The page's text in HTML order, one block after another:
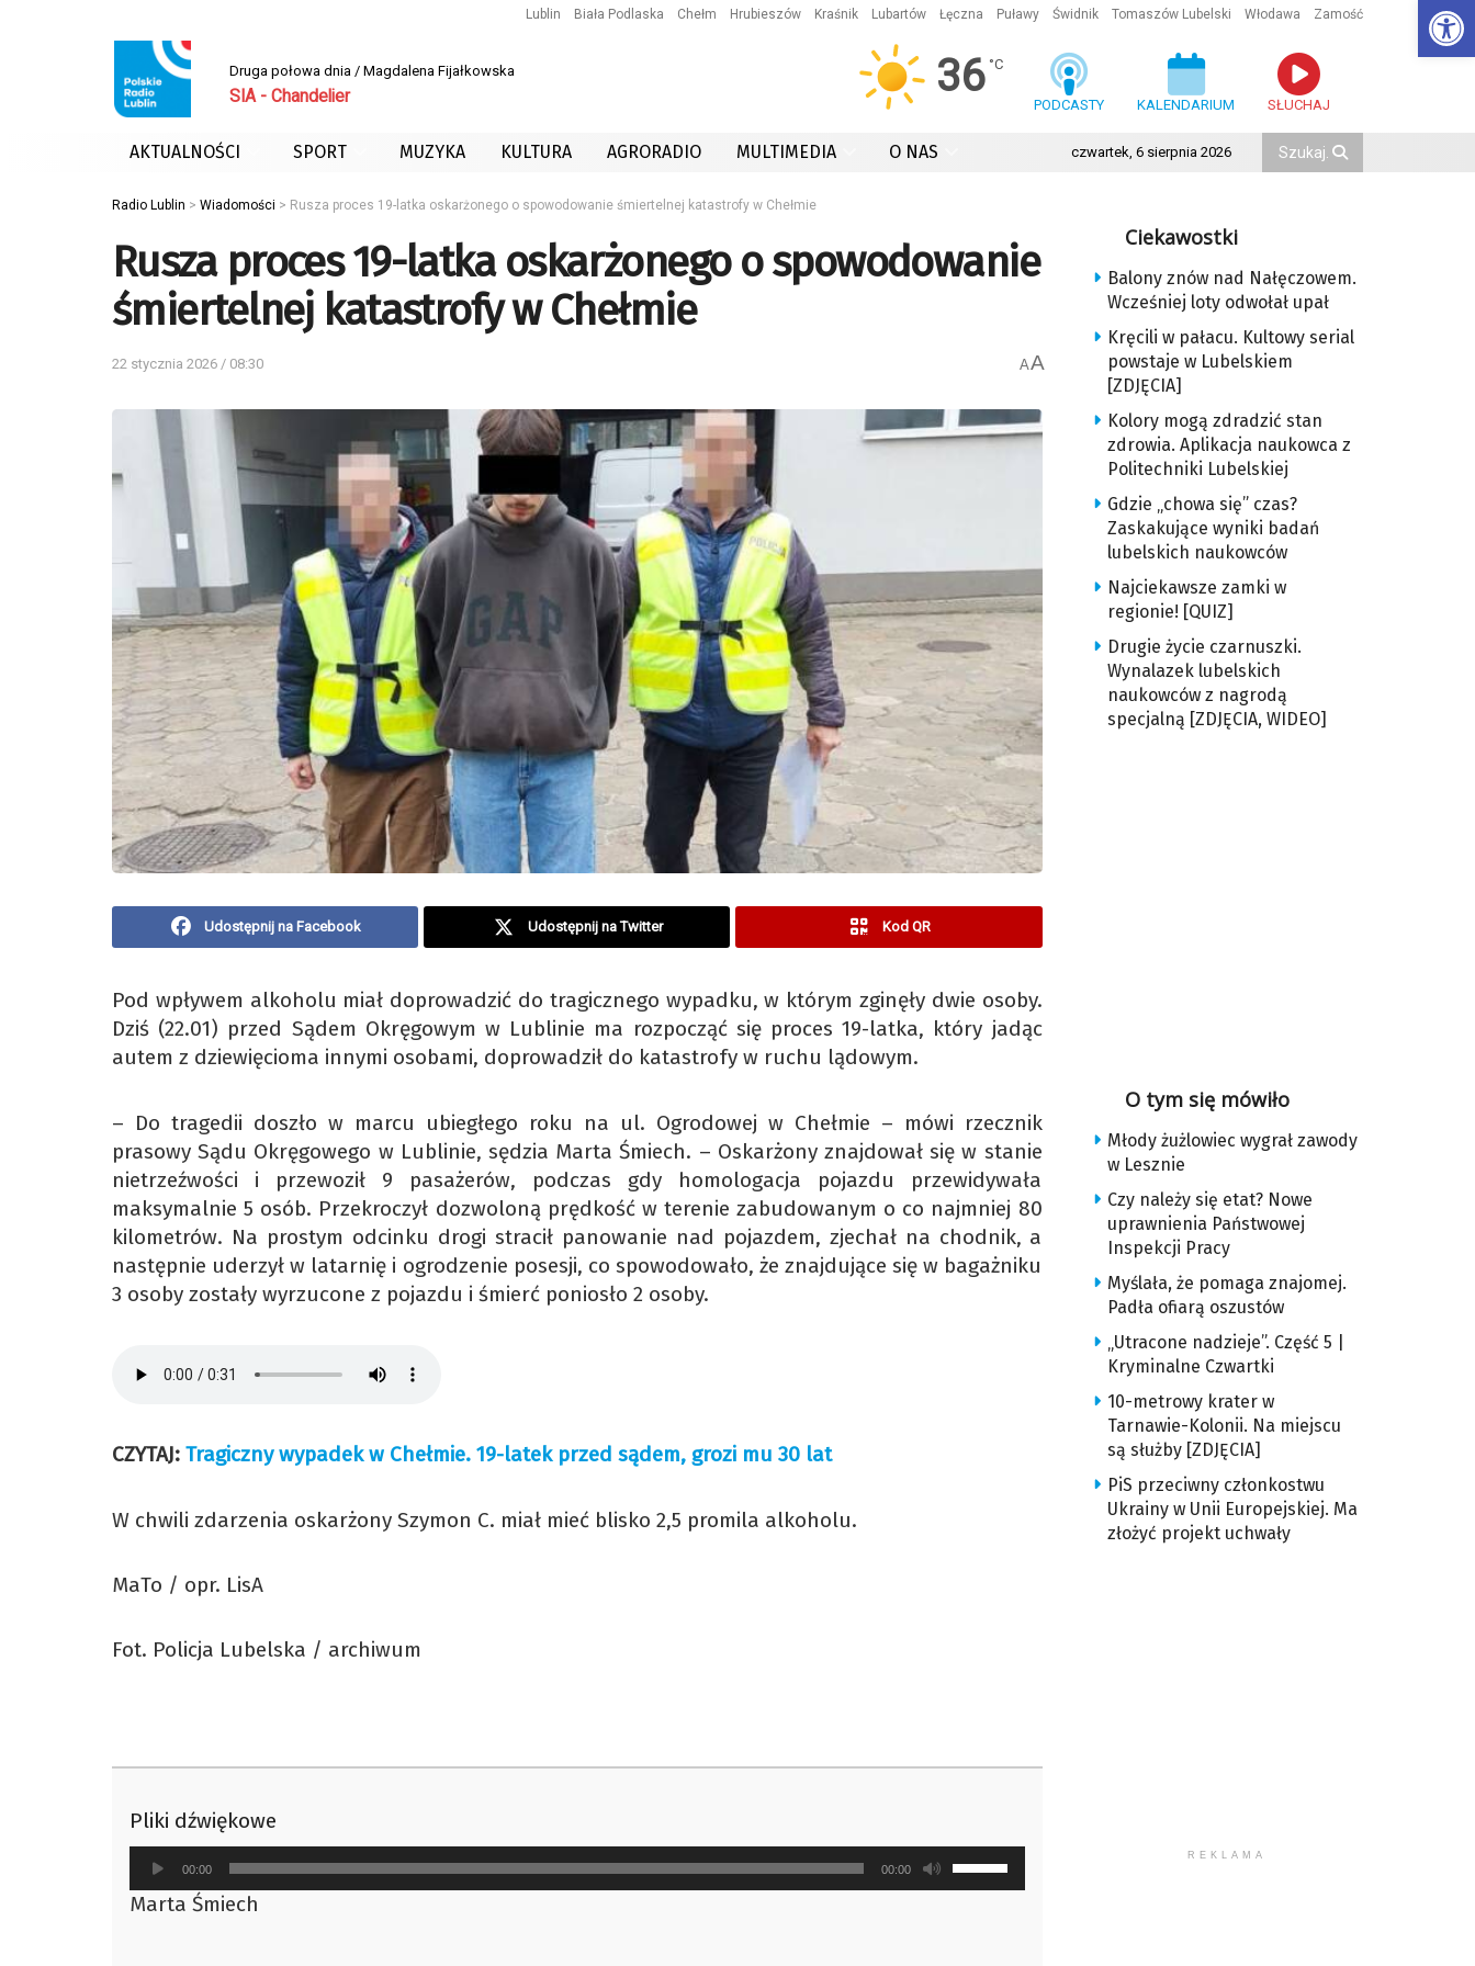
Lublin Biała Podlaska Chełm Hrubieszów Kraśnik Lubartów Łęczna Puławy Świdnik Tomaszów Lubelski Włodawa Zamość
Druga połowa dnia / Magdalena Fijałkowska
SIA - Chandelier 36 °C
PODCASTY KALENDARIUM SŁUCHAJ
AKTUALNOŚCI SPORT MUZYKA KULTURA AGRORADIO MULTIMEDIA O NAS czwartek, 6 sierpnia 2026
Radio Lublin > Wiadomości > Rusza proces 19-latka oskarżonego o spowodowanie śmiertelnej katastrofy w Chełmie
Rusza proces 19-latka oskarżonego o spowodowanie
śmiertelnej katastrofy w Chełmie
22 stycznia 2026 / 08:30 AA
Udostępnij na Facebook Udostępnij na Twitter Kod QR
Pod wpływem alkoholu miał doprowadzić do tragicznego wypadku, w którym zginęły dwie osoby.
Dziś (22.01) przed Sądem Okręgowym w Lublinie ma rozpocząć się proces 19-latka, który jadąc
autem z dziewięcioma innymi osobami, doprowadził do katastrofy w ruchu lądowym.
– Do tragedii doszło w marcu ubiegłego roku na ul. Ogrodowej w Chełmie – mówi rzecznik
prasowy Sądu Okręgowego w Lublinie, sędzia Marta Śmiech. – Oskarżony znajdował się w stanie
nietrzeźwości i przewoził 9 pasażerów, podczas gdy homologacja pojazdu przewidywała
maksymalnie 5 osób. Przekroczył dozwoloną prędkość w terenie zabudowanym o co najmniej 80
kilometrów. Na prostym odcinku drogi stracił panowanie nad pojazdem, zjechał na chodnik, a
następnie uderzył w latarnię i ogrodzenie posesji, co spowodowało, że znajdujące się w bagażniku
3 osoby zostały wyrzucone z pojazdu i śmierć poniosło 2 osoby.
CZYTAJ: Tragiczny wypadek w Chełmie. 19-latek przed sądem, grozi mu 30 lat
W chwili zdarzenia oskarżony Szymon C. miał mieć blisko 2,5 promila alkoholu.
MaTo / opr. LisA
Fot. Policja Lubelska / archiwum
Pliki dźwiękowe
Odtwarzacz
plików
dźwiękowych
00:00 00:00
strzałek
Marta Śmiech
Ciekawostki
Balony znów nad Nałęczowem.
Wcześniej loty odwołał upał
Kręcili w pałacu. Kultowy serial
powstaje w Lubelskiem
[ZDJĘCIA]
Kolory mogą zdradzić stan
zdrowia. Aplikacja naukowca z
Politechniki Lubelskiej
Gdzie „chowa się” czas?
Zaskakujące wyniki badań
lubelskich naukowców
Najciekawsze zamki w
regionie! [QUIZ]
Drugie życie czarnuszki.
Wynalazek lubelskich
naukowców z nagrodą
specjalną [ZDJĘCIA, WIDEO]
O tym się mówiło
Młody żużlowiec wygrał zawody
w Lesznie
Czy należy się etat? Nowe
uprawnienia Państwowej
Inspekcji Pracy
Myślała, że pomaga znajomej.
Padła ofiarą oszustów
„Utracone nadzieje”. Część 5 |
Kryminalne Czwartki
10-metrowy krater w
Tarnawie-Kolonii. Na miejscu
są służby [ZDJĘCIA]
PiS przeciwny członkostwu
Ukrainy w Unii Europejskiej. Ma
złożyć projekt uchwały
REKLAMA